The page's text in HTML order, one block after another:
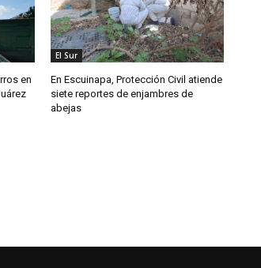
en
El Sur
En Escuinapa, Protección Civil atiende
siete reportes de enjambres de
abejas